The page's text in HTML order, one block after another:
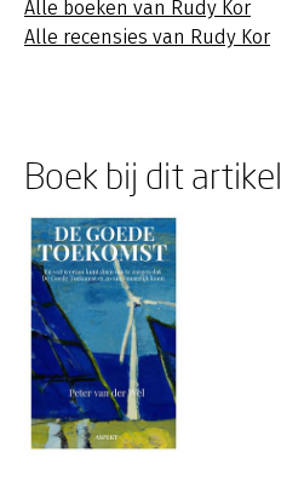
Alle boeken van Rudy Kor
Alle recensies van Rudy Kor
Boek bij dit artikel